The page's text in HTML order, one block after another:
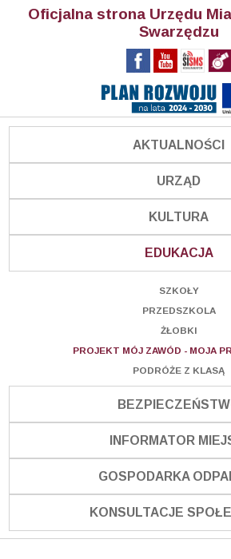
Oficjalna strona Urzędu
Swarzędzu
AKTUALNOŚCI
URZĄD
KULTURA
EDUKACJA
SZKOŁY
PRZEDSZKOLA
ŻŁOBKI
PROJEKT MÓJ ZAWÓD - MOJA
PODRÓŻE Z KLASĄ
INFORMATOR
GOSPODARKA
KONSULTACJE